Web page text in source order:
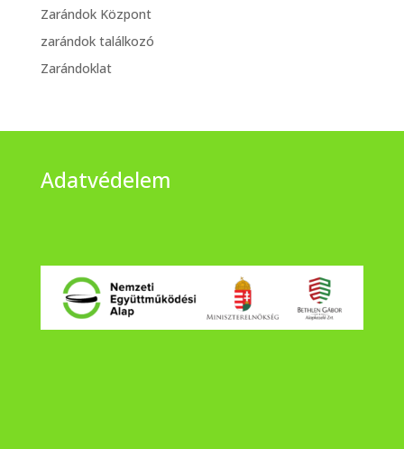
Zarándok Központ
zarándok találkozó
Zarándoklat
Adatvédelem